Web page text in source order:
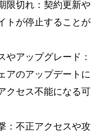
限切れ：契約更新や
トが停止することが
やアップグレード：
アのアップデートに
クセス不能になる可
：不正アクセスや攻